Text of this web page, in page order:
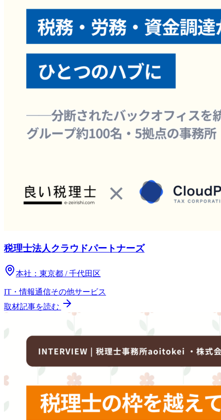
税理士法人クラウドパートナーズ
本社： 東京都 / 千代田区
IT・情報通信その他サービス
取材記事を読む